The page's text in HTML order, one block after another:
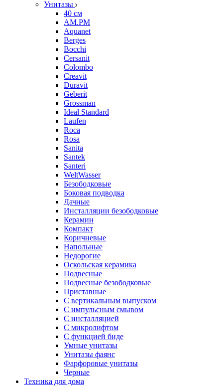
Унитазы
40 см
AM.PM
Aquanet
Berges
Bocchi
Cersanit
Colombo
Creavit
Duravit
Geberit
Grossman
Ideal Standard
Laufen
Roca
Rosa
Sanita
Santek
Santeri
WeltWasser
Безободковые
Боковая подводка
Дачные
Инсталляции безободковые
Керамин
Компакт
Коричневые
Напольные
Недорогие
Оскольская керамика
Подвесные
Подвесные безободковые
Приставные
С вертикальным выпуском
С импульсным смывом
С инсталляцией
С микролифтом
С функцией биде
Умные унитазы
Унитазы фаянс
Фарфоровые унитазы
Черные
Техника для дома